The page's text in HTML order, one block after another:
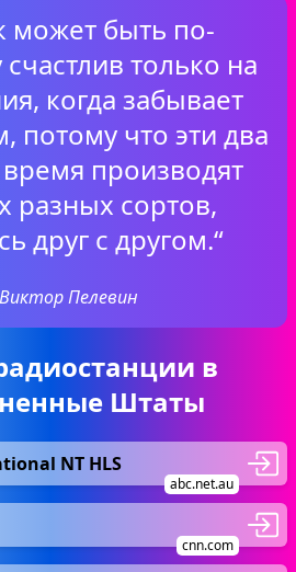
может быть по-
только на
когда забывает
потому что эти два
производят
разных сортов,
друг с другом.“
Виктор Пелевин
в
Штаты
NT HLS
abc.net.au
cnn.com